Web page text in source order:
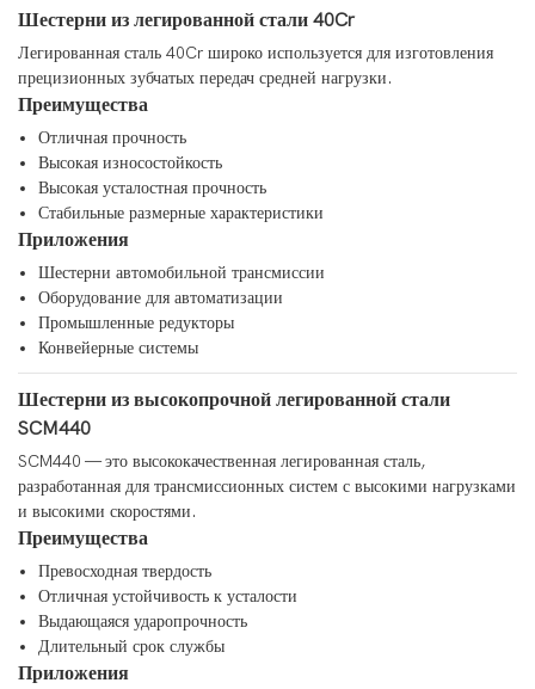
Шестерни из легированной стали 40Cr
Легированная сталь 40Cr широко используется для изготовления
прецизионных зубчатых передач средней нагрузки.
Преимущества
Отличная прочность
Высокая износостойкость
Высокая усталостная прочность
Стабильные размерные характеристики
Приложения
Шестерни автомобильной трансмиссии
Оборудование для автоматизации
Промышленные редукторы
Конвейерные системы
Шестерни из высокопрочной легированной стали
SCM440
SCM440 — это высококачественная легированная сталь,
разработанная для трансмиссионных систем с высокими нагрузками
и высокими скоростями.
Преимущества
Превосходная твердость
Отличная устойчивость к усталости
Выдающаяся ударопрочность
Длительный срок службы
Приложения